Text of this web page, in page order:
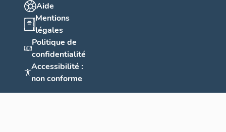
Aide
Mentions
légales
Politique de
confidentialité
Accessibilité :
non conforme